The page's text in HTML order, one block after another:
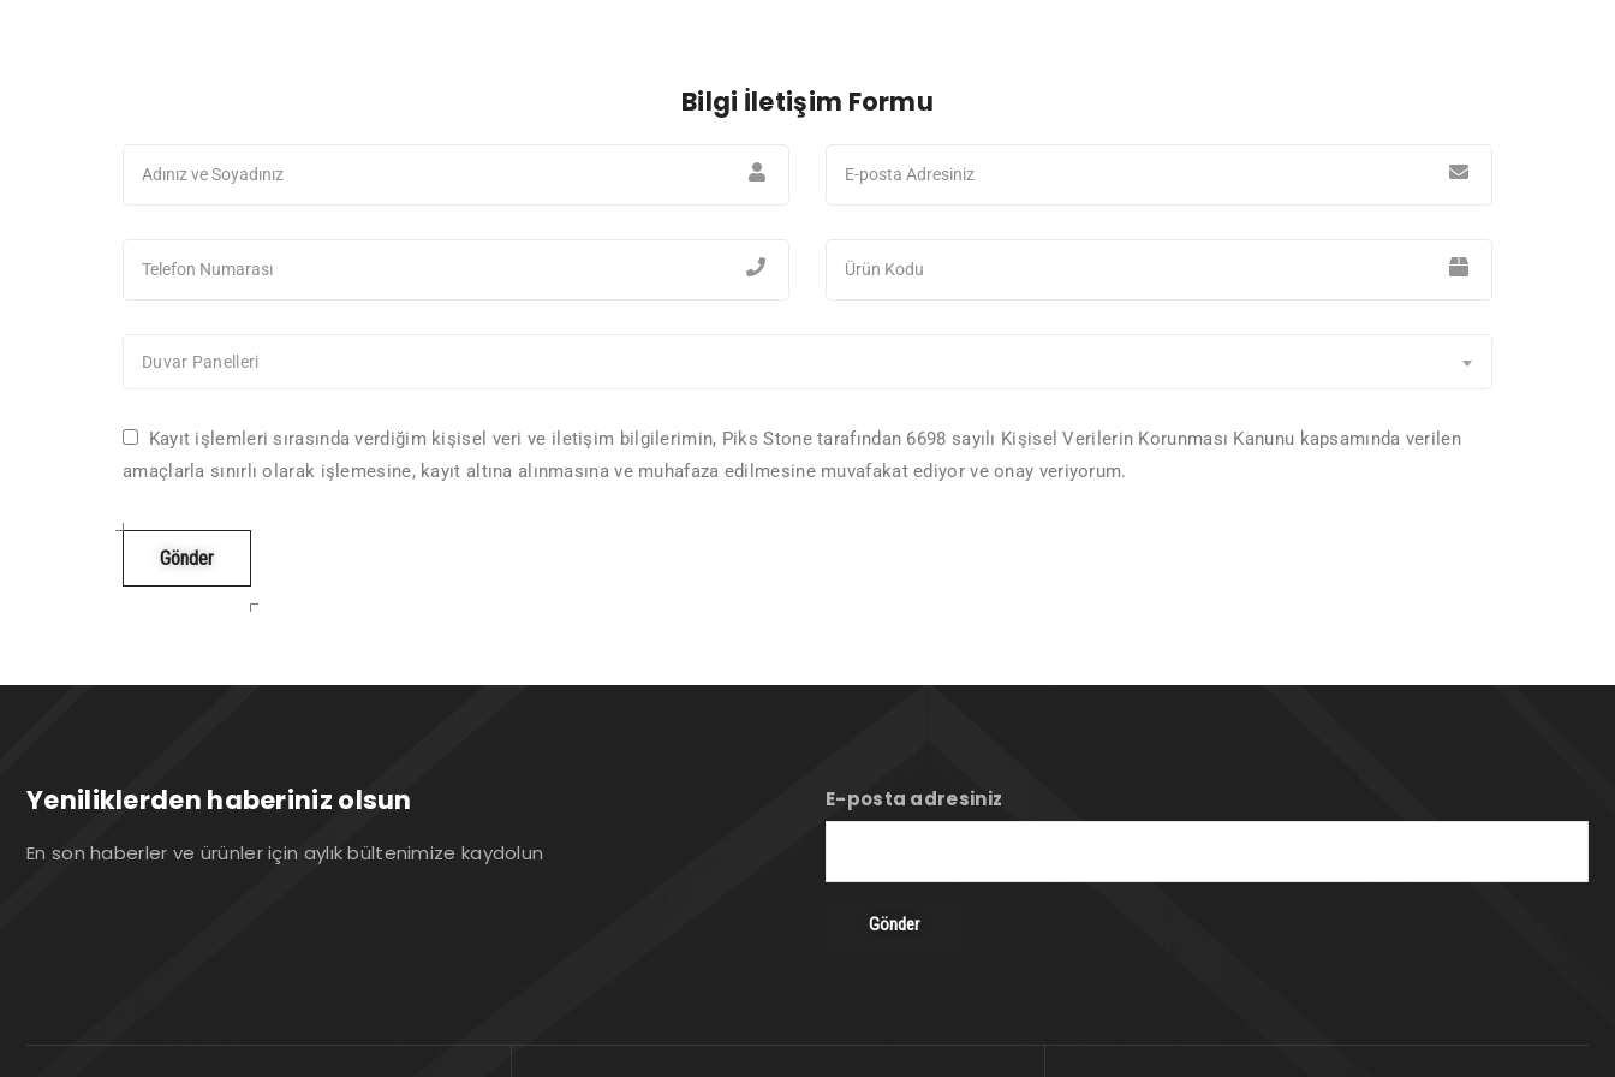
Bilgi İletişim Formu
Duvar Panelleri
Kayıt işlemleri sırasında verdiğim kişisel veri ve iletişim bilgilerimin, Piks Stone tarafından 6698 sayılı Kişisel Verilerin Korunması Kanunu kapsamında verilen
amaçlarla sınırlı olarak işlemesine, kayıt altına alınmasına ve muhafaza edilmesine muvafakat ediyor ve onay veriyorum.
Yeniliklerden haberiniz olsun
En son haberler ve ürünler için aylık bültenimize kaydolun
E-posta adresiniz